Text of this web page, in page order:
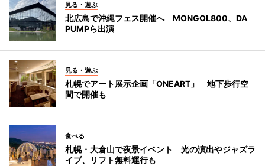
見る・遊ぶ
北広島で沖縄フェス開催へ MONGOL800、DA
PUMPら出演
見る・遊ぶ
札幌でアート展示企画「ONEART」 地下歩行空
間で開催も
食べる
札幌・大倉山で夜景イベント 光の演出やジャズラ
イブ、リフト無料運行も